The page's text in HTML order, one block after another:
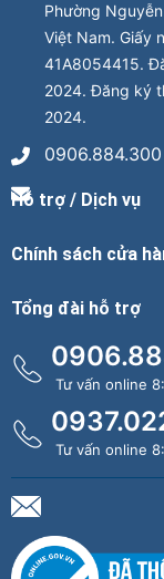
Phường
Việt Nam. Giấy
41A8054415.
2024. Đăng ký
2024.
Hỗ trợ / Dịch vụ
Chính sách cửa
Tổng đài hỗ trợ
Tư vấn online
Tư vấn online